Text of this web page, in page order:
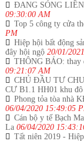
ĐANG SÓNG
09:30:00 AM
Top 5 công ty cửa
PM
Hiệp hội bất động
đây hội ngộ 20/01/
THÔNG BÁO: thay
09:21:07 AM
CHỦ ĐẦU TƯ
CƯ B1.1 HH01 khu
Phong tỏa tòa nhà
06/04/2020 15:49:05
Cán bộ y tế Bạch
La 06/04/2020
Tất niên 2019 -